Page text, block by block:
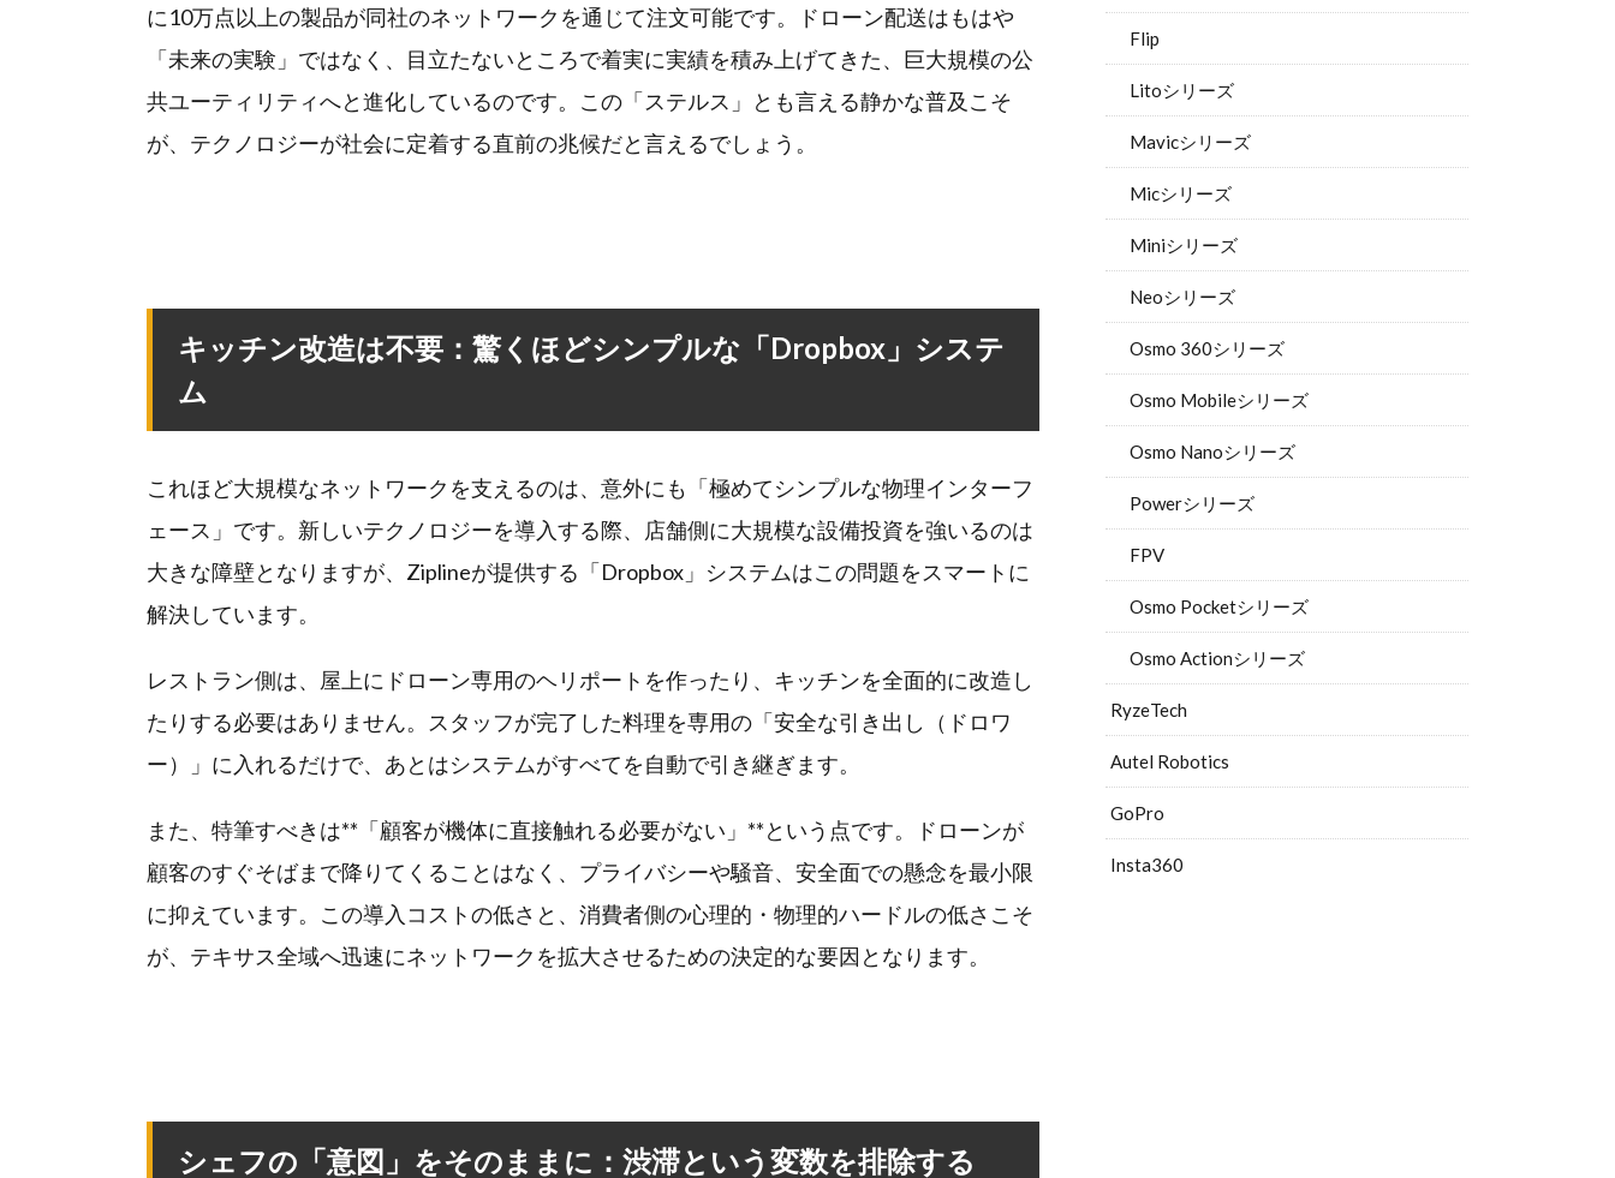
に10万点以上の製品が同社のネットワークを通じて注文可能です。ドローン配送はもはや
「未来の実験」ではなく、目立たないところで着実に実績を積み上げてきた、巨大規模の公
共ユーティリティへと進化しているのです。この「ステルス」とも言える静かな普及こそ
が、テクノロジーが社会に定着する直前の兆候だと言えるでしょう。
キッチン改造は不要：驚くほどシンプルな「Dropbox」システ
ム
これほど大規模なネットワークを支えるのは、意外にも「極めてシンプルな物理インターフ
ェース」です。新しいテクノロジーを導入する際、店舗側に大規模な設備投資を強いるのは
大きな障壁となりますが、Ziplineが提供する「Dropbox」システムはこの問題をスマートに
解決しています。
レストラン側は、屋上にドローン専用のヘリポートを作ったり、キッチンを全面的に改造し
たりする必要はありません。スタッフが完了した料理を専用の「安全な引き出し（ドロワ
ー）」に入れるだけで、あとはシステムがすべてを自動で引き継ぎます。
また、特筆すべきは**「顧客が機体に直接触れる必要がない」**という点です。ドローンが
顧客のすぐそばまで降りてくることはなく、プライバシーや騒音、安全面での懸念を最小限
に抑えています。この導入コストの低さと、消費者側の心理的・物理的ハードルの低さこそ
が、テキサス全域へ迅速にネットワークを拡大させるための決定的な要因となります。
シェフの「意図」をそのままに：渋滞という変数を排除する
Flip
Litoシリーズ
Mavicシリーズ
Micシリーズ
Miniシリーズ
Neoシリーズ
Osmo 360シリーズ
Osmo Mobileシリーズ
Osmo Nanoシリーズ
Powerシリーズ
FPV
Osmo Pocketシリーズ
Osmo Actionシリーズ
RyzeTech
Autel Robotics
GoPro
Insta360